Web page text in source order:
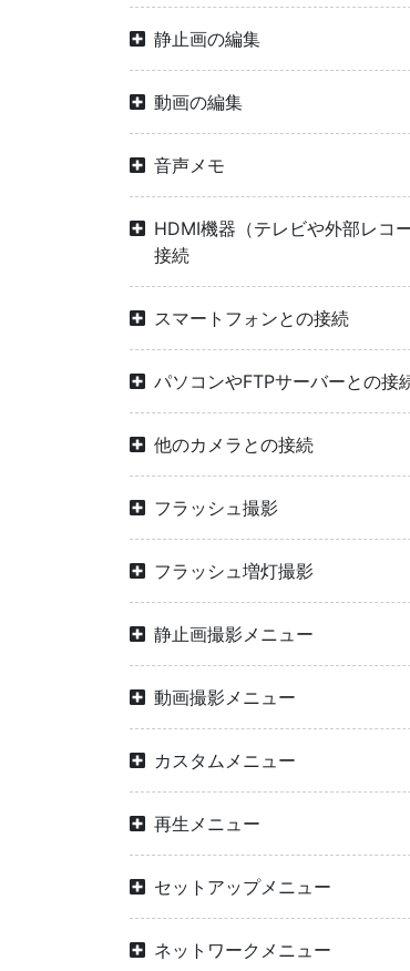
静止画の編集
動画の編集
音声メモ
HDMI機器（テレビや外部レコ
接続
スマートフォンとの接続
パソコンやFTPサーバーとの接
他のカメラとの接続
フラッシュ撮影
フラッシュ増灯撮影
静止画撮影メニュー
動画撮影メニュー
カスタムメニュー
再生メニュー
セットアップメニュー
ネットワークメニュー